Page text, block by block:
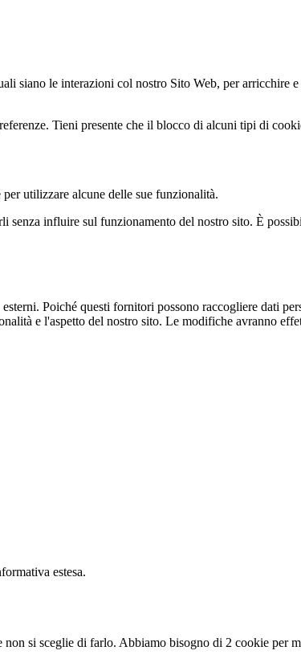
siano le interazioni col nostro Sito Web, per arricchire
Tieni presente che il blocco di alcuni tipi di
utilizzare alcune delle sue funzionalità.
senza influire sul funzionamento del nostro sito. È
Poiché questi fornitori possono raccogliere dati
e l'aspetto del nostro sito. Le modifiche avranno
estesa.
si sceglie di farlo. Abbiamo bisogno di 2 cookie per